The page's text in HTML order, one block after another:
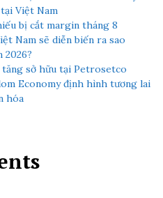
Việt Nam
bị cắt margin tháng 8
Nam sẽ diễn biến ra sao
2026?
sở hữu tại Petrosetco
Economy định hình tương lai
hóa